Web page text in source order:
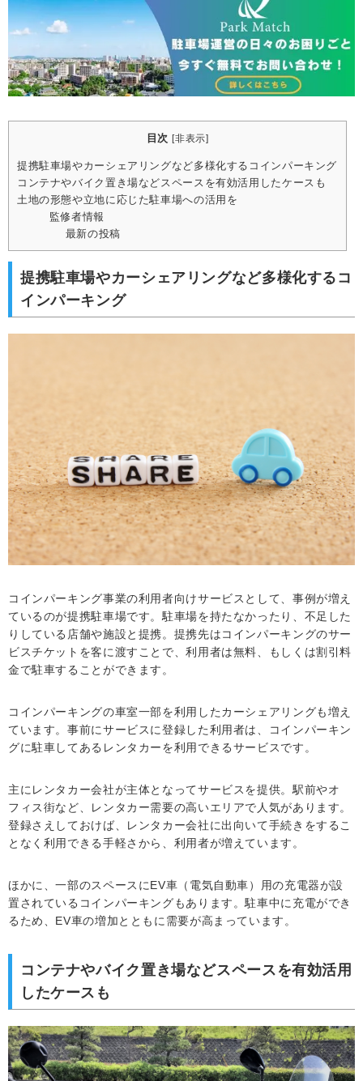
目次 [非表示]
提携駐車場やカーシェアリングなど多様化するコインパーキング
コンテナやバイク置き場などスペースを有効活用したケースも
土地の形態や立地に応じた駐車場への活用を
監修者情報
最新の投稿
提携駐車場やカーシェアリングなど多様化するコ
インパーキング
コインパーキング事業の利用者向けサービスとして、事例が増え
ているのが提携駐車場です。駐車場を持たなかったり、不足した
りしている店舗や施設と提携。提携先はコインパーキングのサー
ビスチケットを客に渡すことで、利用者は無料、もしくは割引料
金で駐車することができます。
コインパーキングの車室一部を利用したカーシェアリングも増え
ています。事前にサービスに登録した利用者は、コインパーキン
グに駐車してあるレンタカーを利用できるサービスです。
主にレンタカー会社が主体となってサービスを提供。駅前やオ
フィス街など、レンタカー需要の高いエリアで人気があります。
登録さえしておけば、レンタカー会社に出向いて手続きをするこ
となく利用できる手軽さから、利用者が増えています。
ほかに、一部のスペースにEV車（電気自動車）用の充電器が設
置されているコインパーキングもあります。駐車中に充電ができ
るため、EV車の増加とともに需要が高まっています。
コンテナやバイク置き場などスペースを有効活用
したケースも